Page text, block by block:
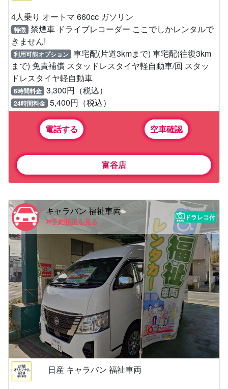
4人乗り オートマ 660cc ガソリン
特徴 禁煙車 ドライブレコーダー ここでしかレンタルで
きません!
利用可能オプション 車宅配(片道3kmまで) 車宅配(往復3km
まで) 免責補償 スタッドレスタイヤ軽自動車/回 スタッ
ドレスタイヤ軽自動車
6時間料金 3,300円（税込）
24時間料金 5,400円（税込）
電話する 空車確認
富谷店
キャラバン 福祉車両
予約状況を見る
ドラレコ付
日産 キャラバン 福祉車両